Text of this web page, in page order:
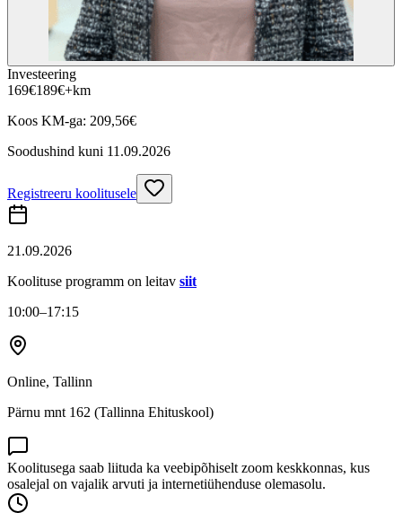
Investeering
169€189€+km
Koos KM-ga: 209,56€
Soodushind kuni 11.09.2026
Registreeru koolitusele
21.09.2026
Koolituse programm on leitav siit
10:00–17:15
Online, Tallinn
Pärnu mnt 162 (Tallinna Ehituskool)
Koolitusega saab liituda ka veebipõhiselt zoom keskkonnas, kus
osalejal on vajalik arvuti ja internetiühenduse olemasolu.